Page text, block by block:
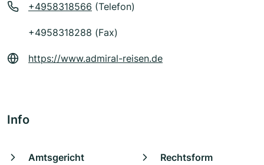
+4958318566 (Telefon)
+4958318288 (Fax)
https://www.admiral-reisen.de
Info
Amtsgericht
Rechtsform